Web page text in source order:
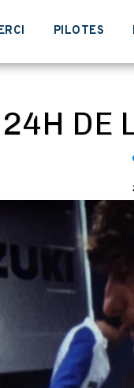
PILOTES
24H DE